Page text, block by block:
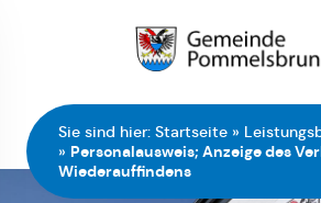
Sie sind hier: Startseite »
» Personalausweis; Anzeige des
Wiederauffindens